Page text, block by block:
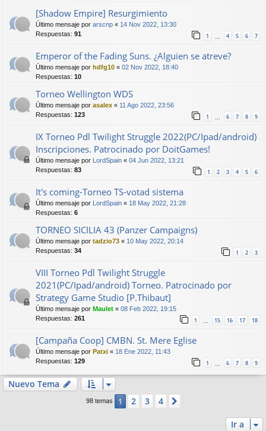
[Shadow Empire] Resurgimiento
Último mensaje por arscnp « 14 Nov 2022, 13:30
Respuestas: 91 1 4 5 6 7
Emperor of the Fading Suns. ¿Alguien se atreve?
Último mensaje por hdfg10 « 02 Nov 2022, 18:40
Respuestas: 10
Torneo Wellington WDS
Último mensaje por asalex « 11 Ago 2022, 23:56
Respuestas: 123 1 6 7 8 9
IX Torneo Pdl Twilight Struggle 2022(PC/Ipad/android)
Inscripciones. Patrocinado por DoitGames!
Último mensaje por LordSpain « 04 Jun 2022, 13:21
Respuestas: 83 1 2 3 4 5 6
It's coming-Torneo TS-votad sistema
Último mensaje por LordSpain « 18 May 2022, 21:28
Respuestas: 6
TORNEO SICILIA 43 (Panzer Campaigns)
Último mensaje por tadzio73 « 10 May 2022, 20:14
Respuestas: 34 1 2 3
VIII Torneo Pdl Twilight Struggle
2021(PC/Ipad/android) Torneo. Patrocinado por
Strategy Game Studio [P.Thibaut]
Último mensaje por Maulet « 08 Feb 2022, 19:15
Respuestas: 261 1 15 16 17 18
[Campaña Coop] CMBN. St. Mere Eglise
Último mensaje por Patxi « 18 Ene 2022, 11:43
Respuestas: 129 1 … 6 7 8 9
Nuevo Tema
98 temas 1 2 3 4
Ir a